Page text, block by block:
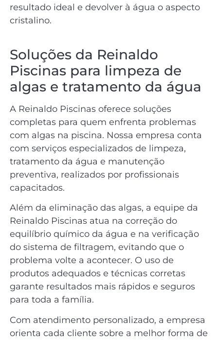
resultado ideal e devolver à água o aspecto
cristalino.
Soluções da Reinaldo
Piscinas para limpeza de
algas e tratamento da água
A Reinaldo Piscinas oferece soluções
completas para quem enfrenta problemas
com algas na piscina. Nossa empresa conta
com serviços especializados de limpeza,
tratamento da água e manutenção
preventiva, realizados por profissionais
capacitados.
Além da eliminação das algas, a equipe da
Reinaldo Piscinas atua na correção do
equilíbrio químico da água e na verificação
do sistema de filtragem, evitando que o
problema volte a acontecer. O uso de
produtos adequados e técnicas corretas
garante resultados mais rápidos e seguros
para toda a família.
Com atendimento personalizado, a empresa
orienta cada cliente sobre a melhor forma de